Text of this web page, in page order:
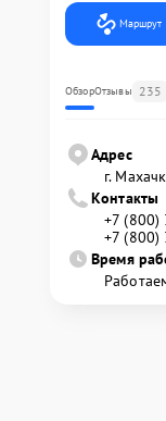
Маршрут
ОбзорОтзывы 235
Адрес
г.
Контакты
+7
+7
Время